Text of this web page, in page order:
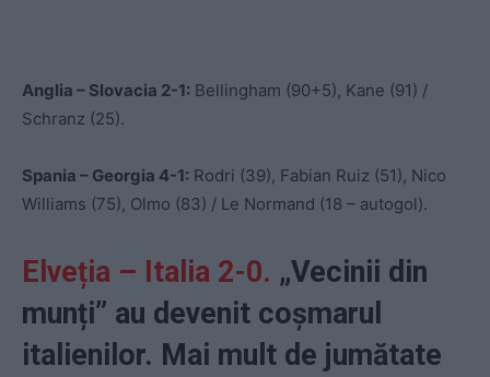
Anglia – Slovacia 2-1: Bellingham (90+5), Kane (91) /
Schranz (25).
Spania – Georgia 4-1: Rodri (39), Fabian Ruiz (51), Nico
Williams (75), Olmo (83) / Le Normand (18 – autogol).
Elveția – Italia 2-0. „Vecinii din
munți” au devenit coșmarul
italienilor. Mai mult de jumătate